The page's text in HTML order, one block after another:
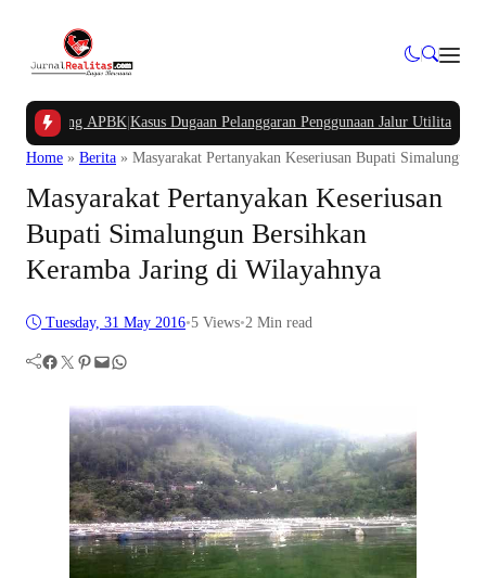
APBK| Kasus Dugaan Pelanggaran Penggunaan Jalur Utilitas Jababeka
Home » Berita » Masyarakat Pertanyakan Keseriusan Bupati Simalungun
Masyarakat Pertanyakan Keseriusan
Bupati Simalungun Bersihkan
Keramba Jaring di Wilayahnya
Tuesday, 31 May 2016•5 Views•2 Min read
Facebook Twitter Pinterest Mail WhatsApp